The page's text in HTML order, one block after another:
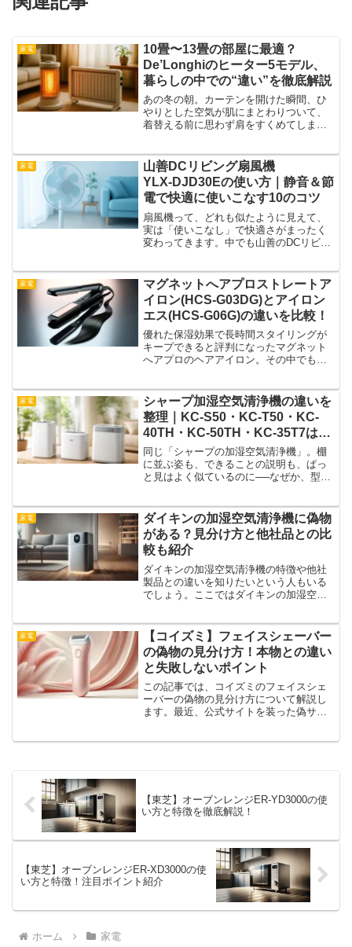
家電
10畳〜13畳の部屋に最適？
De’Longhiのヒーター5モデル、
暮らしの中での“違い”を徹底解説
あの冬の朝。カーテンを開けた瞬間、ひ
やりとした空気が肌にまとわりついて、
着替える前に思わず肩をすくめてしまう
に10畳から13畳の部屋は、暖めているつ
もりでも“どこか...
家電
山善DCリビング扇風機
YLX‑DJD30Eの使い方｜静音＆節
電で快適に使いこなす10のコツ
扇風機って、どれも似たように見えて、
実は「使いこなし」で快適さがまったく
変わってきます。中でも山善のDCリビン
でも実際には、「リズム風って何？」
「静かって言うけ...
家電
マグネットへアプロストレートア
イロン(HCS-G03DG)とアイロン
エス(HCS-G06G)の違いを比較！
優れた保湿効果で長時間スタイリングが
キープできると評判になったマグネット
へアプロのヘアアイロン。その中でも
について、製品の特徴やスペック、使用
シーン別のおすすめ機種を紹介します。
家電
シャープ加湿空気清浄機の違いを
整理｜KC-S50・KC-T50・KC-
40TH・KC-50TH・KC-35T7は何
が違う？
同じ「シャープの加湿空気清浄機」。棚
に並ぶ姿も、できることの説明も、ぱっ
と見はよく似ているのに──なぜか、型番
KC-35T7。一つひとつを調べ始め...
家電
ダイキンの加湿空気清浄機に偽物
がある？見分け方と他社品との比
較も紹介
ダイキンの加湿空気清浄機の特徴や他社
製品との違いを知りたいという人もいる
でしょう。ここではダイキンの加湿空気
す。
家電
【コイズミ】フェイスシェーバー
の偽物の見分け方！本物との違い
と失敗しないポイント
この記事では、コイズミのフェイスシェ
ーバーの偽物の見分け方について解説し
ます。最近、公式サイトを装った偽サイ
【東芝】オーブンレンジER-YD3000の使
い方と特徴を徹底解説！
【東芝】オーブンレンジER-XD3000の使
い方と特徴！注目ポイント紹介
ホーム 家電